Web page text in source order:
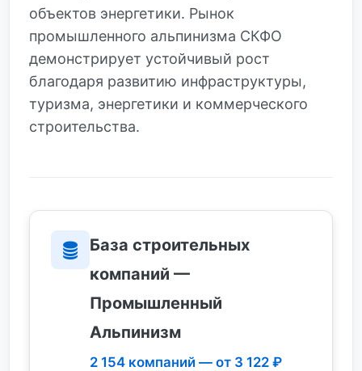
объектов энергетики. Рынок
промышленного альпинизма СКФО
демонстрирует устойчивый рост
благодаря развитию инфраструктуры,
туризма, энергетики и коммерческого
строительства.
База строительных
компаний —
Промышленный
Альпинизм
2 154 компаний — от 3 122 ₽